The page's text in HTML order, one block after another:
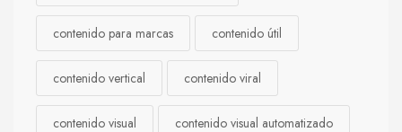
contenido para marcas contenido útil
contenido vertical contenido viral
contenido visual contenido visual automatizado